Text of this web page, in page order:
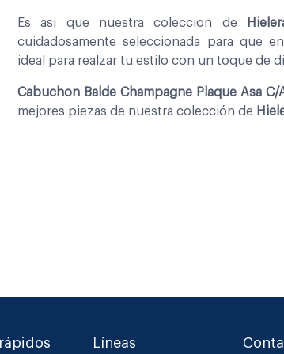
Es asi que nuestra coleccion de
cuidadosamente seleccionada para que
ideal para realzar tu estilo con un toque de
Cabuchon Balde Champagne Plaque Asa C/
mejores piezas de nuestra colección de
Líneas